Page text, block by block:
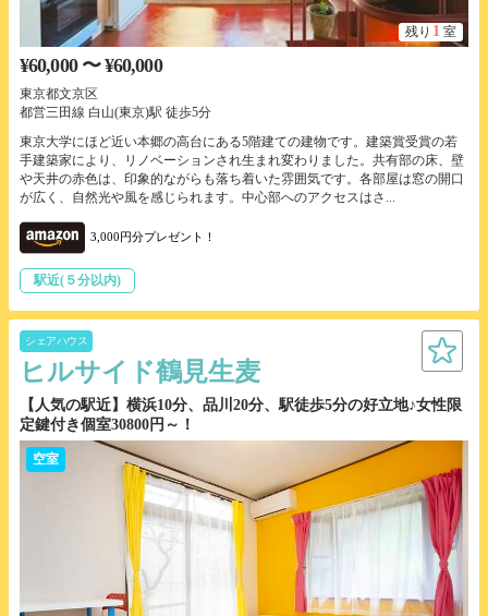
残り 1 室
¥60,000 〜 ¥60,000
東京都文京区
都営三田線 白山(東京)駅 徒歩5分
東京大学にほど近い本郷の高台にある5階建ての建物です。建築賞受賞の若
手建築家により、リノベーションされ生まれ変わりました。共有部の床、壁
や天井の赤色は、印象的ながらも落ち着いた雰囲気です。各部屋は窓の開口
が広く、自然光や風を感じられます。中心部へのアクセスはさ...
3,000円分プレゼント！
駅近(５分以内)
シェアハウス
ヒルサイド鶴見生麦
【人気の駅近】横浜10分、品川20分、駅徒歩5分の好立地♪女性限
定鍵付き個室30800円～！
空室